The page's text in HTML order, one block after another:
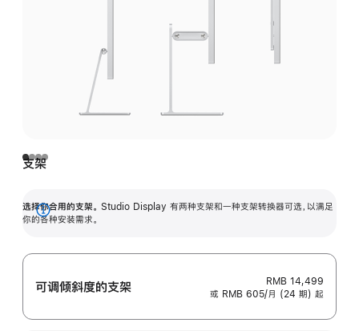
支架
选择你合用的支架。 Studio Display 有两种支架和一种支架转换器可选，以满足
你的各种安装需求。
展
可调倾斜度的支架
RMB 14,499
或 RMB 605/月 (24 期) 起